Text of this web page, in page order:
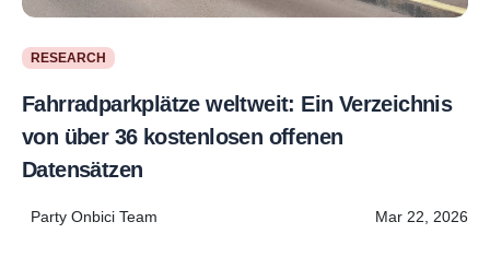
RESEARCH
Fahrradparkplätze weltweit: Ein Verzeichnis
von über 36 kostenlosen offenen
Datensätzen
Party Onbici Team Mar 22, 2026